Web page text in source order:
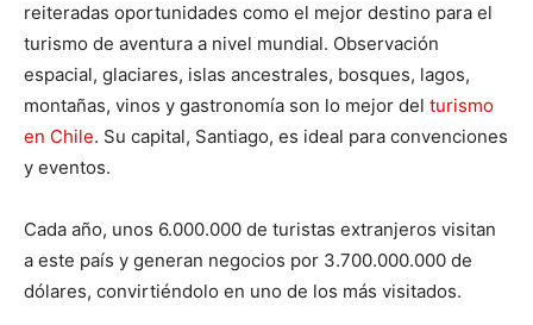
reiteradas oportunidades como el mejor destino para el
turismo de aventura a nivel mundial. Observación
espacial, glaciares, islas ancestrales, bosques, lagos,
montañas, vinos y gastronomía son lo mejor del turismo
en Chile. Su capital, Santiago, es ideal para convenciones
y eventos.
Cada año, unos 6.000.000 de turistas extranjeros visitan
a este país y generan negocios por 3.700.000.000 de
dólares, convirtiéndolo en uno de los más visitados.